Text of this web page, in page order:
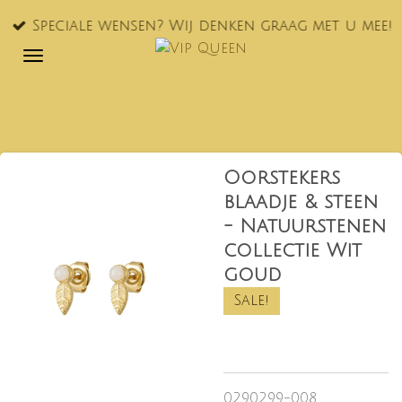
Ga
naar
Speciale wensen? Wij denken graag met u mee!
Oorstekers
blaadje & steen
- Natuurstenen
collectie Wit
goud
Sale!
0290299-008